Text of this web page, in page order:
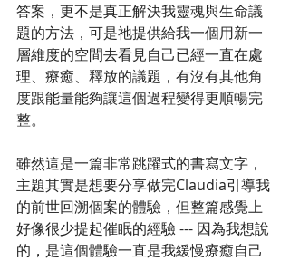
答案，更不是真正解決我靈魂與生命議
題的方法，可是祂提供給我一個用新一
層維度的空間去看見自己已經一直在處
理、療癒、釋放的議題，有沒有其他角
度跟能量能夠讓這個過程變得更順暢完
整。
雖然這是一篇非常跳躍式的書寫文字，
主題其實是想要分享做完Claudia引導我
的前世回溯個案的體驗，但整篇感覺上
好像很少提起催眠的經驗 --- 因為我想說
的，是這個體驗一直是我緩慢療癒自己